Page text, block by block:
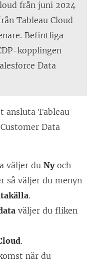
från juni 2024
Tableau Cloud
Befintliga
kopplingen
Data
ansluta Tableau
Data
väljer du Nyoch
så väljer du menyn
.
väljer du fliken
.
när du